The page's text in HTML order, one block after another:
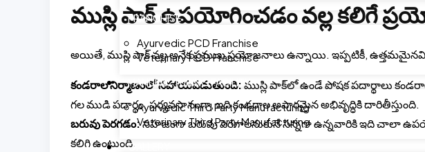
FRANCHISE
Ayurvedic PCD Franchise
Veterinary PCD Franchise
MANUFACTURING FACILITY
Ayurvedic Third Party Manufacturing
Veterinary Third Party Manufacturing
GALLERY
ముస్లి పాక్ ఉపయోగించడం వల్ల కలిగే
అయితే, ముస్లి పాక్ వల్ల అనేక ప్రముఖ ప్రయోజనాలు ఉన్నాయి. ఇప్పటికీ,
కండరాల నిర్మాణంలో సహాయపడుతుంది:ముస్లి పాక్‌లో ఉండే పోషక పదార్థాలు
గల ముడి పదార్థం. పర్యవసానంగా, ఇది కండరాల అపారమైన అభివృద్ధికి దారితీస్తుంది.
బరువు పెరగడం:సహజంగా బరువు పెరగాలనుకునే సన్నగా ఉన్నవారికి ఇది చాలా
కలిగి ఉంటుంది.